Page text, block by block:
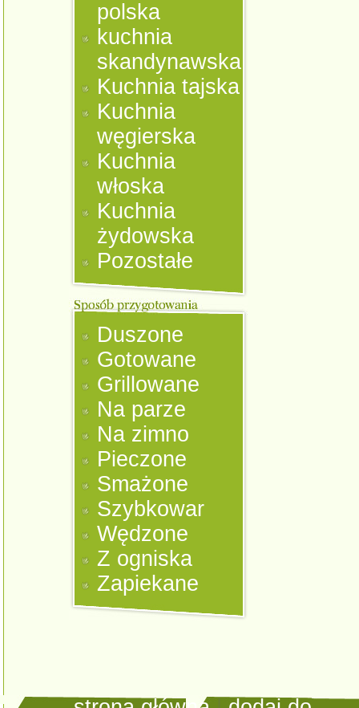
polska
kuchnia
skandynawska
Kuchnia tajska
Kuchnia
węgierska
Kuchnia
włoska
Kuchnia
żydowska
Pozostałe
Duszone
Gotowane
Grillowane
Na parze
Na zimno
Pieczone
Smażone
Szybkowar
Wędzone
Z ogniska
Zapiekane